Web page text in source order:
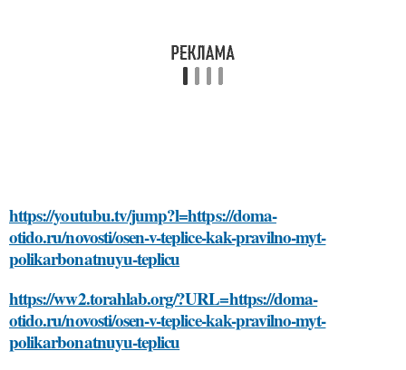
https://youtubu.tv/jump?l=https://doma-
otido.ru/novosti/osen-v-teplice-kak-pravilno-myt-
polikarbonatnuyu-teplicu
https://ww2.torahlab.org/?URL=https://doma-
otido.ru/novosti/osen-v-teplice-kak-pravilno-myt-
polikarbonatnuyu-teplicu